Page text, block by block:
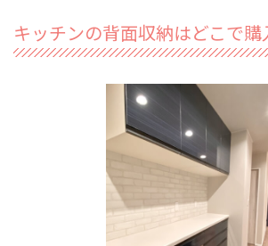
キッチンの背面収納はどこで購